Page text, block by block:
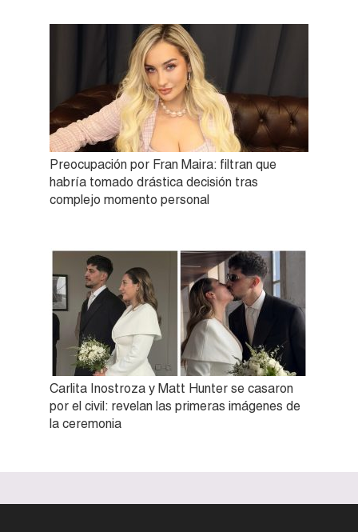
Preocupación por Fran Maira: filtran que
habría tomado drástica decisión tras
complejo momento personal
Carlita Inostroza y Matt Hunter se casaron
por el civil: revelan las primeras imágenes de
la ceremonia